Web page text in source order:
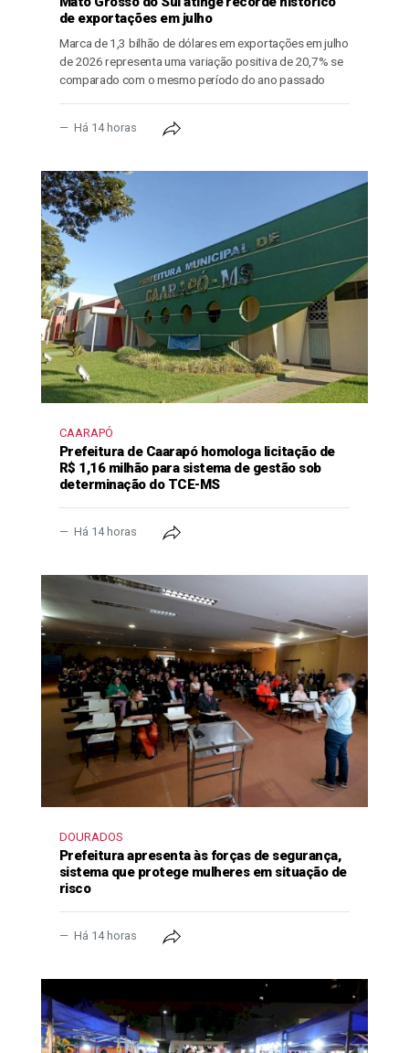
de exportações em julho
Marca de 1,3 bilhão de dólares em exportações em julho
de 2026 representa uma variação positiva de 20,7% se
comparado com o mesmo período do ano passado
Há 14 horas
CAARAPÓ
Prefeitura de Caarapó homologa licitação de
R$ 1,16 milhão para sistema de gestão sob
determinação do TCE-MS
Há 14 horas
DOURADOS
Prefeitura apresenta às forças de segurança,
sistema que protege mulheres em situação de
risco
Há 14 horas